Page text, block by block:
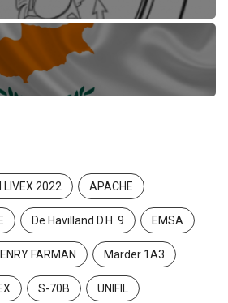
LIVEX 2022 APACHE
De Havilland D.H. 9 EMSA
FARMAN Marder 1A3
S-70B UNIFIL